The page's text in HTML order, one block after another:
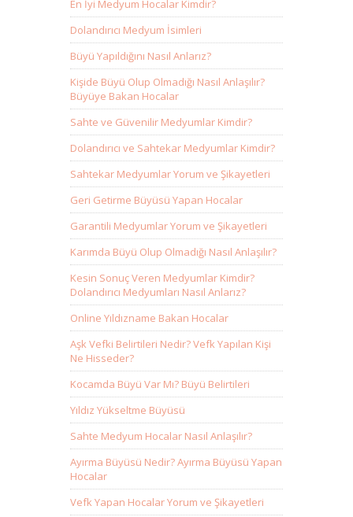
En İyi Medyum Hocalar Kimdir?
Dolandırıcı Medyum İsimleri
Büyü Yapıldığını Nasıl Anlarız?
Kişide Büyü Olup Olmadığı Nasıl Anlaşılır?
Büyüye Bakan Hocalar
Sahte ve Güvenilir Medyumlar Kimdir?
Dolandırıcı ve Sahtekar Medyumlar Kimdir?
Sahtekar Medyumlar Yorum ve Şikayetleri
Geri Getirme Büyüsü Yapan Hocalar
Garantili Medyumlar Yorum ve Şikayetleri
Karımda Büyü Olup Olmadığı Nasıl Anlaşılır?
Kesin Sonuç Veren Medyumlar Kimdir?
Dolandırıcı Medyumları Nasıl Anlarız?
Online Yıldızname Bakan Hocalar
Aşk Vefki Belirtileri Nedir? Vefk Yapılan Kişi
Ne Hisseder?
Kocamda Büyü Var Mı? Büyü Belirtileri
Yıldız Yükseltme Büyüsü
Sahte Medyum Hocalar Nasıl Anlaşılır?
Ayırma Büyüsü Nedir? Ayırma Büyüsü Yapan
Hocalar
Vefk Yapan Hocalar Yorum ve Şikayetleri